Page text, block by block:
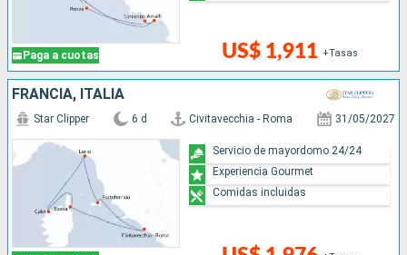
Paga a cuotas US$ 1,911 +Tasas
FRANCIA, ITALIA
Star Clipper 6 d Civitavecchia - Roma 31/05/2027
Servicio de mayordomo 24/24
Experiencia Gourmet
Comidas incluidas